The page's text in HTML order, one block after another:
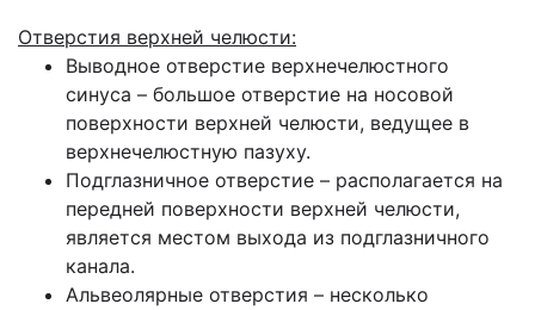
Отверстия верхней челюсти:
Выводное отверстие верхнечелюстного
синуса – большое отверстие на носовой
поверхности верхней челюсти, ведущее в
верхнечелюстную пазуху.
Подглазничное отверстие – располагается на
передней поверхности верхней челюсти,
является местом выхода из подглазничного
канала.
Альвеолярные отверстия – несколько